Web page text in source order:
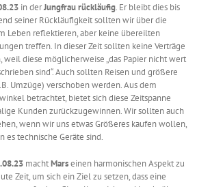
in derJungfrau rückläufig. Er bleibt dies bis
seiner Rückläufigkeit sollten wir über die
Leben reflektieren, aber keine übereilten
treffen. In dieser Zeit sollten keine Verträge
weil diese möglicherweise „das Papier nicht wert
sind“. Auch sollten Reisen und größere
Umzüge) verschoben werden. Aus dem
betrachtet, bietet sich diese Zeitspanne
Kunden zurückzugewinnen. Wir sollten auch
wenn wir uns etwas Größeres kaufen wollen,
es technische Geräte sind.
machtMarseinen harmonischen Aspekt zu
Zeit, um sich ein Ziel zu setzen, dass eine